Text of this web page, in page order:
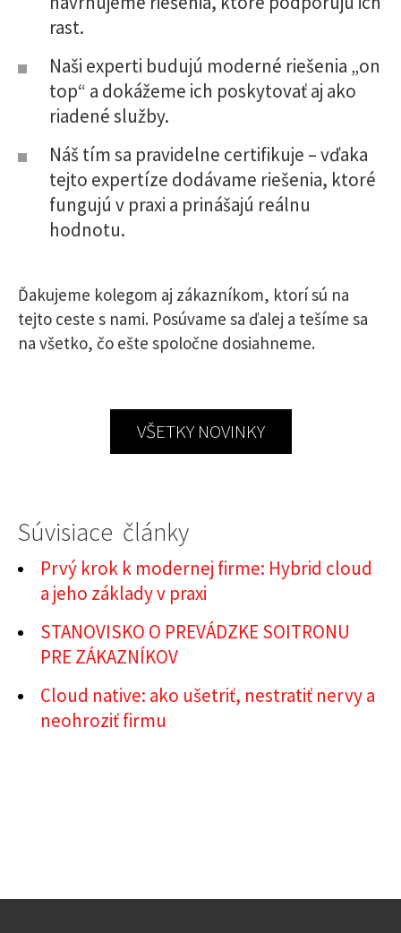
rast.
Naši experti budujú moderné riešenia „on
top“ a dokážeme ich poskytovať aj ako
riadené služby.
Náš tím sa pravidelne certifikuje – vďaka
tejto expertíze dodávame riešenia, ktoré
fungujú v praxi a prinášajú reálnu
hodnotu.
Ďakujeme kolegom aj zákazníkom, ktorí sú na
tejto ceste s nami. Posúvame sa ďalej a tešíme sa
na všetko, čo ešte spoločne dosiahneme.
VŠETKY NOVINKY
Súvisiace články
Prvý krok k modernej firme: Hybrid cloud
a jeho základy v praxi
STANOVISKO O PREVÁDZKE SOITRONU
PRE ZÁKAZNÍKOV
Cloud native: ako ušetriť, nestratiť nervy a
neohroziť firmu